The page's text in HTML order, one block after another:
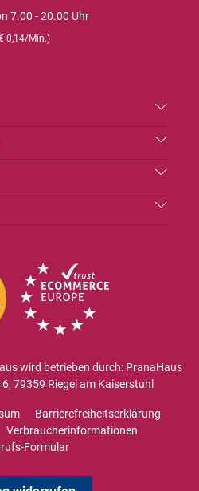
7.00 - 20.00 Uhr
0,14/Min.)
wird betrieben durch: PranaHaus
79359 Riegel am Kaiserstuhl
Barrierefreiheitserklärung
Verbraucherinformationen
Formular